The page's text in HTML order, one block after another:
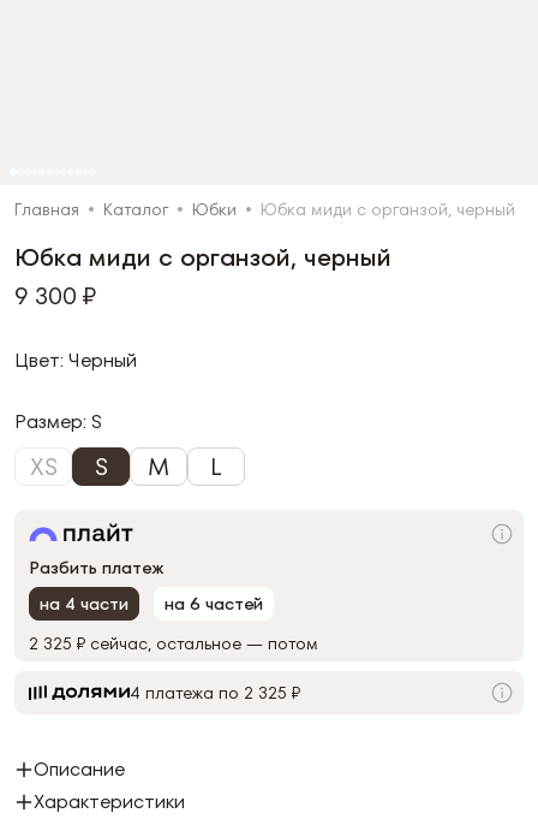
Главная Каталог Юбки Юбка миди с органзой, черный
Юбка миди с органзой, черный
9 300 ₽
Цвет: Черный
Размер: S
XS S M L
Разбить платеж
на 4 части
на 6 частей
2 325 ₽ сейчас, остальное — потом
4 платежа по 2 325 ₽
Описание
Характеристики